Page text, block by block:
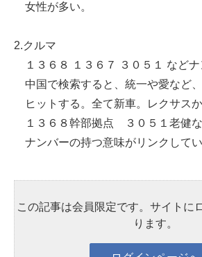
女性が多い。
2.クルマ
１３６８ １３６７ ３０５１ などナ
中国で検索すると、統一や愛など
ヒットする。全て新車。レクサス
１３６８幹部拠点 ３０５１老健な
ナンバーの持つ意味がリンクしてい
この記事は会員限定です。サイトに
ります。